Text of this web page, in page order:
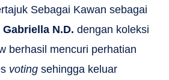
Sebagai Kawan sebagai
Gabriella N.D. dengan koleksi
berhasil mencuri perhatian
voting sehingga keluar